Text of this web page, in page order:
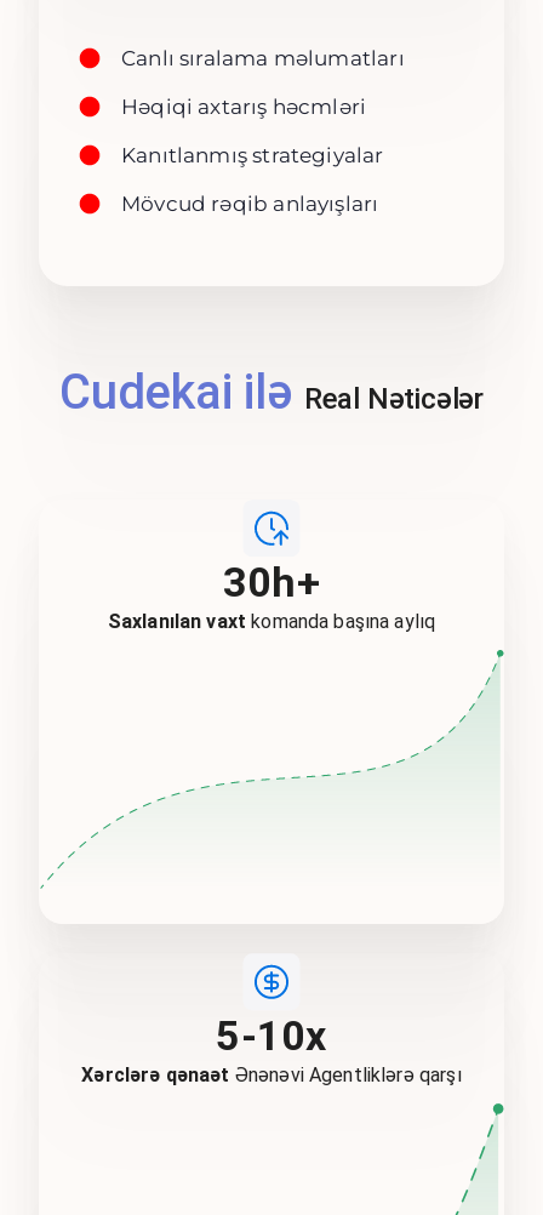
Canlı sıralama məlumatları
Həqiqi axtarış həcmləri
Kanıtlanmış strategiyalar
Mövcud rəqib anlayışları
Cudekai ilə Real Nəticələr
30h+
Saxlanılan vaxt komanda başına aylıq
5-10x
Xərclərə qənaət Ənənəvi Agentliklərə qarşı